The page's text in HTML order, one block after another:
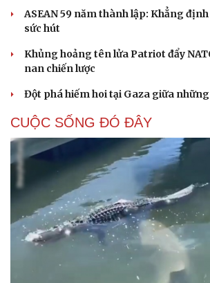
ASEAN 59 năm thành lập: Khẳng
sức hút
Khủng hoảng tên lửa Patriot đẩy
nan chiến lược
Đột phá hiếm hoi tại Gaza giữa
CUỘC SỐNG ĐÓ ĐÂY